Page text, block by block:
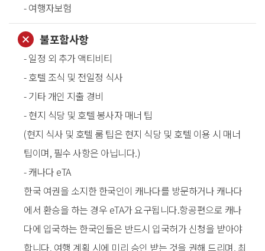
- 여행자보험
불포함사항
- 일정 외 추가 액티비티
- 호텔 조식 및 전일정 식사
- 기타 개인 지출 경비
- 현지 식당 및 호텔 봉사자 매너 팁
(현지 식사 및 호텔 룸 팁은 현지 식당 및 호텔 이용 시 매너
팁이며, 필수 사항은 아닙니다.)
- 캐나다 eTA
한국 여권을 소지한 한국인이 캐나다를 방문하거나 캐나다
에서 환승을 하는 경우 eTA가 요구됩니다.항공편으로 캐나
다에 입국하는 한국인들은 반드시 입국허가 신청을 받아야
합니다. 여행 계획 시에 미리 승인 받는 것을 권해 드리며, 최